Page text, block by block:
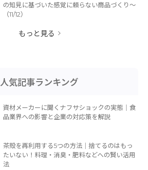
の知見に基づいた感覚に頼らない商品づくり～
（11/12）
もっと見る
人気記事ランキング
資材メーカーに聞くナフサショックの実態｜食
品業界への影響と企業の対応策を解説
茶殻を再利用する5つの方法｜捨てるのはもっ
たいない！料理・消臭・肥料などへの賢い活用
法